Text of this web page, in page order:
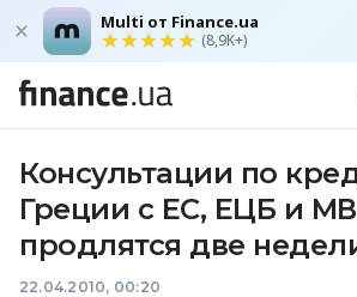
Multi от Finance.ua
(8,9K+)
Консультации по
Греции с ЕС, ЕЦБ и
продлятся две
22.04.2010, 00:20